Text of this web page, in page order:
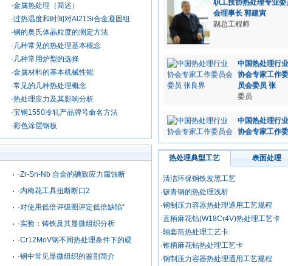
·金属热处理（简述）
·过热温度和时间对Al21Si合金凝固组
·钢的奥氏体晶粒度的测定方法
·几种常见的热处理基本概念
·几种常用炉型的选择
·金属材料的基本机械性能
·常见的几种热处理概念
·热处理应力及其影响分析
·宝钢1550冷轧产品牌号命名方法
·彩色涂层钢板
·Zr-Sn-Nb 合金的碘致应力腐蚀断
·内梅花工具扭断断口2
·对使用低倍评级图评定低倍缺陷“
·实验：铸铁及其显微组织分析
·Cr12MoV钢不同热处理条件下的硬
·钢中常见显微组织的鉴别简介
会理事长 郭建寅
副总工程师
协会专家工作委
员会委员 张
委员
协会专家工作委
员会委员 张
委员
委员
员会委员 远
委员
热处理典型工艺 表面处理
·清洁环保钢铁发黑工艺
·铍青铜的热处理浅析
·钢制压力容器热处理通用工艺规程
·直柄麻花钻(W18Cr4V)热处理工艺卡
·轴套筒热处理工艺卡
·锥柄麻花钻热处理工艺卡
·钢制压力容器热处理通用工艺规程